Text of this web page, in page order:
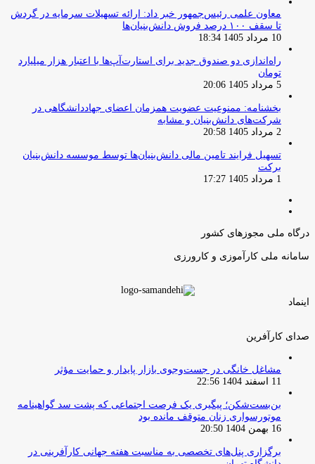
معاون علمی رئیس‌جمهور خبر داد: ارائه تسهیلات سرمایه در گردش
تا سقف ۱۰۰ درصد فروش دانش‌بنیان‌ها
10 مرداد 1405 18:34
راه‌اندازی دو صندوق جدید برای استارت‌آپ‌ها با اعتبار هزار میلیارد
تومان
5 مرداد 1405 20:06
بخشنامه: ممنوعیت عضویت همزمان اعضای جهاددانشگاهی در
شرکت‌های دانش‌بنیان و مشابه
2 مرداد 1405 20:58
تسهیل فرایند تامین مالی دانش‌بنیان‌ها توسط موسسه دانش‌بنیان
برکت
1 مرداد 1405 17:27
درگاه ملی مجوزهای کشور
سامانه ملی کارآموزی و کارورزی
اینماد
صدای کارآفرین
مشاغل خانگی در جست‌وجوی بازار پایدار و حمایت مؤثر
11 اسفند 1404 22:56
بن‌بست‌شکن؛ پیگیری یک فرصت اجتماعی که پشت سد گواهینامه
موتورسواری زنان متوقف مانده بود
16 بهمن 1404 20:50
برگزاری پنل‌های تخصصی به مناسبت هفته جهانی کارآفرینی در